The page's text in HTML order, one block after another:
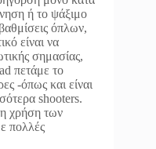
ή το ψάξιμο
όπλων,
είναι να
σημασίας,
πετάμε το
-όπως και είναι
shooters.
χρήση των
πολλές